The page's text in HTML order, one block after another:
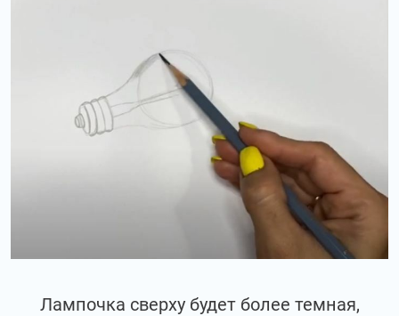
Лампочка сверху будет более темная,